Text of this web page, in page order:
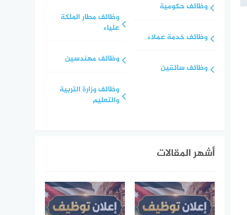
وظائف حكومية
وظائف خدمة عملاء
وظائف سائقين
وظائف مطار الملكة
علياء
وظائف مهندسين
وظائف وزارة التربية
والتعليم
أشهر المقالات